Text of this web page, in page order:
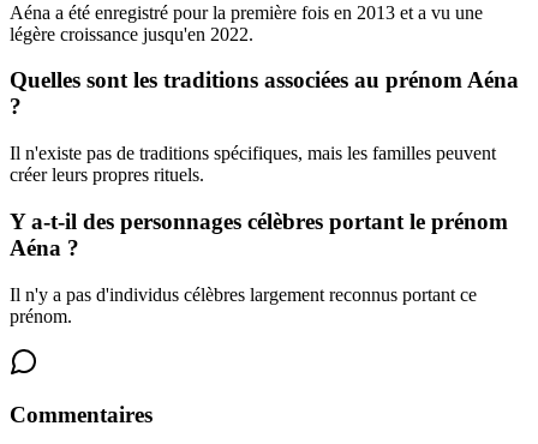
Aéna a été enregistré pour la première fois en 2013 et a vu une
légère croissance jusqu'en 2022.
Quelles sont les traditions associées au prénom Aéna
?
Il n'existe pas de traditions spécifiques, mais les familles peuvent
créer leurs propres rituels.
Y a-t-il des personnages célèbres portant le prénom
Aéna ?
Il n'y a pas d'individus célèbres largement reconnus portant ce
prénom.
Commentaires